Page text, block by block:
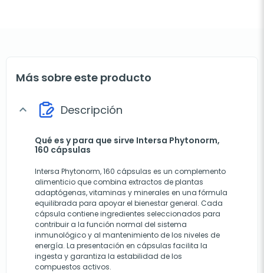
Más sobre este producto
expand_more Descripción
Qué es y para que sirve Intersa Phytonorm,
160 cápsulas
Intersa Phytonorm, 160 cápsulas es un complemento
alimenticio que combina extractos de plantas
adaptógenas, vitaminas y minerales en una fórmula
equilibrada para apoyar el bienestar general. Cada
cápsula contiene ingredientes seleccionados para
contribuir a la función normal del sistema
inmunológico y al mantenimiento de los niveles de
energía. La presentación en cápsulas facilita la
ingesta y garantiza la estabilidad de los
compuestos activos.